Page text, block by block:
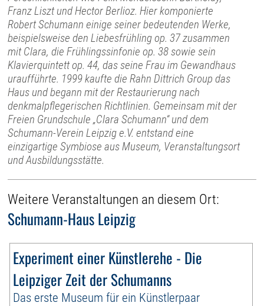
Franz Liszt und Hector Berlioz. Hier komponierte
Robert Schumann einige seiner bedeutenden Werke,
beispielsweise den Liebesfrühling op. 37 zusammen
mit Clara, die Frühlingssinfonie op. 38 sowie sein
Klavierquintett op. 44, das seine Frau im Gewandhaus
uraufführte. 1999 kaufte die Rahn Dittrich Group das
Haus und begann mit der Restaurierung nach
denkmalpflegerischen Richtlinien. Gemeinsam mit der
Freien Grundschule „Clara Schumann“ und dem
Schumann-Verein Leipzig e.V. entstand eine
einzigartige Symbiose aus Museum, Veranstaltungsort
und Ausbildungsstätte.
Weitere Veranstaltungen an diesem Ort:
Schumann-Haus Leipzig
Experiment einer Künstlerehe - Die
Leipziger Zeit der Schumanns
Das erste Museum für ein Künstlerpaar